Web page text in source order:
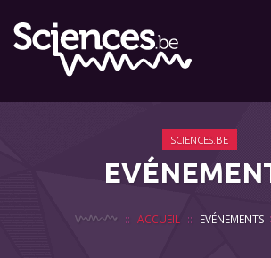
SCIENCES.BE
ACCUEIL EVÉNEMENTS